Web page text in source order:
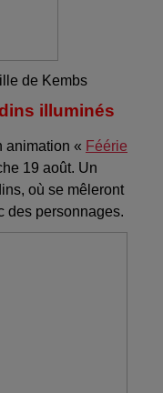
de Kembs
illuminés
animation « Féérie
19 août. Un
où se mêleront
des personnages.